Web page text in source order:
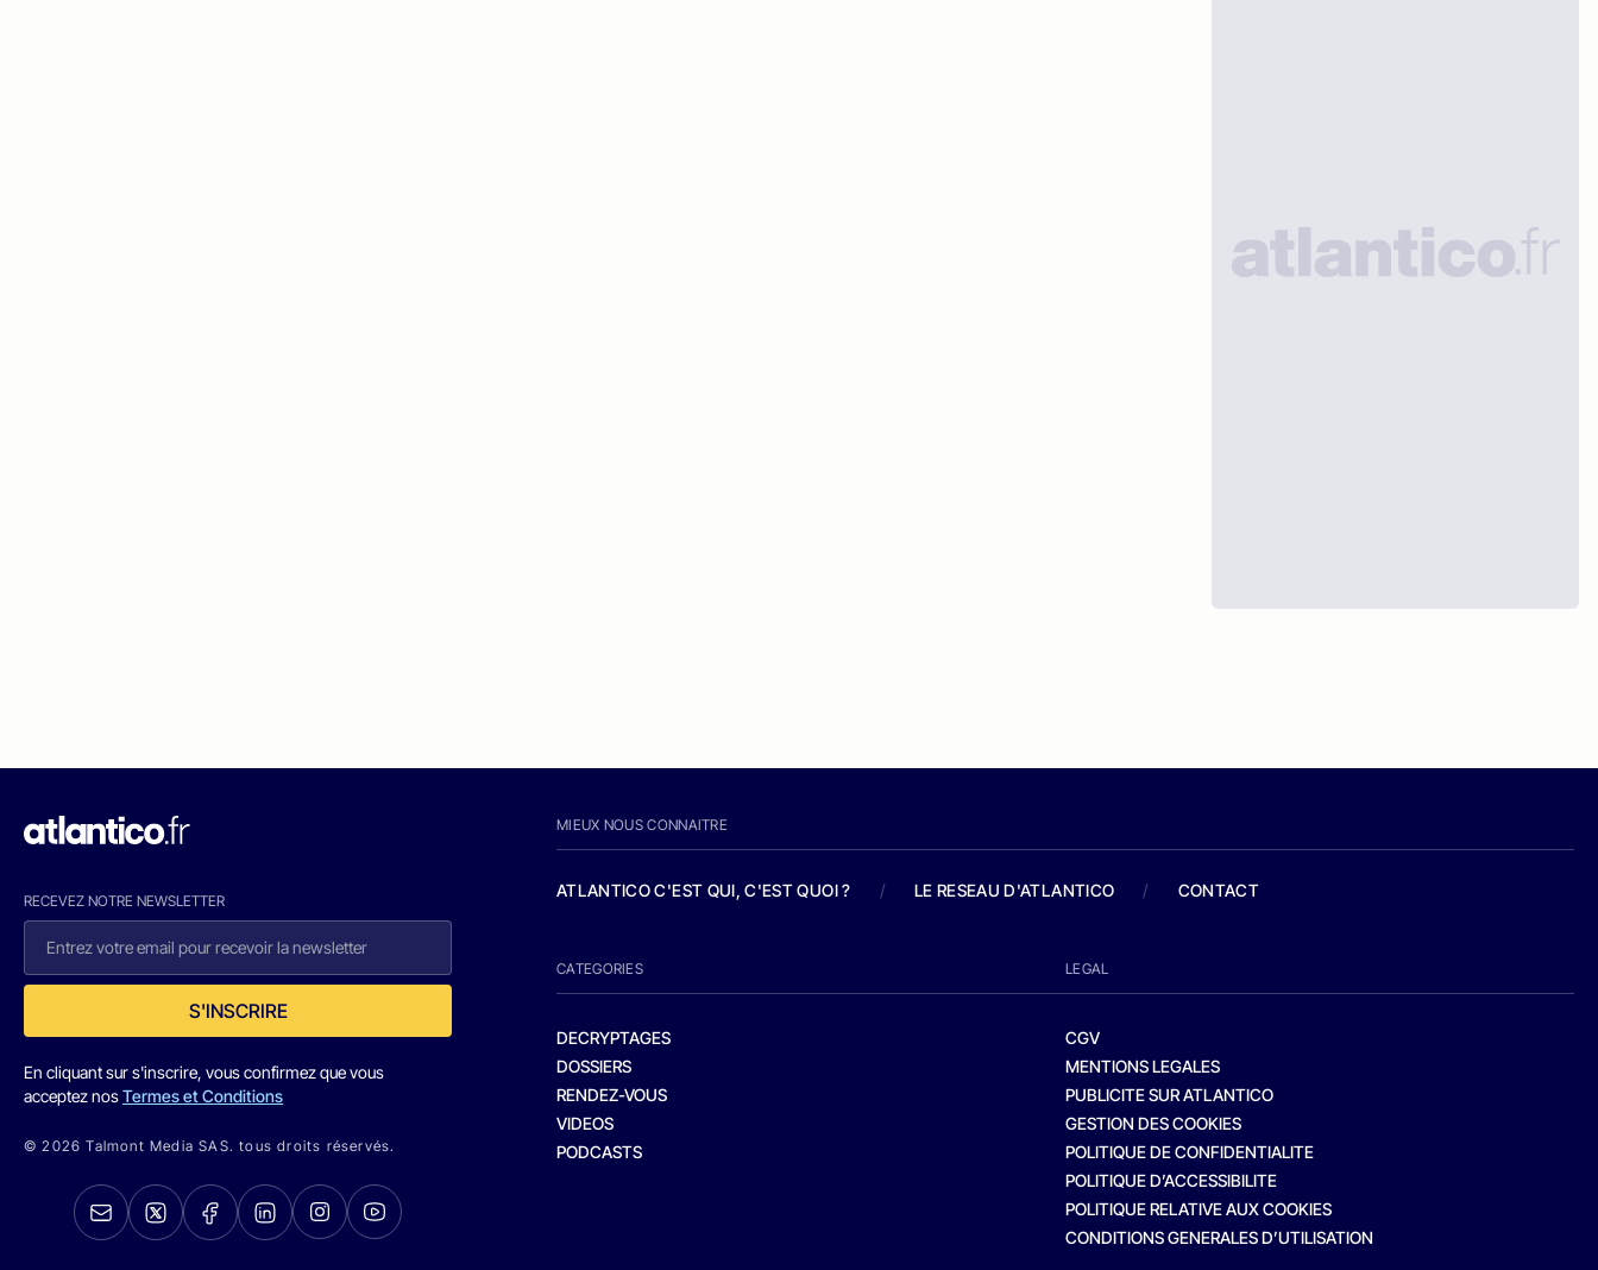
RECEVEZ NOTRE NEWSLETTER
S'INSCRIRE
En cliquant sur s'inscrire, vous confirmez que vous
acceptez nosTermes et Conditions
© 2026 Talmont Media SAS. tous droits réservés.
MIEUX NOUS CONNAITRE
ATLANTICO C'EST QUI, C'EST QUOI ? / LE RESEAU D'ATLANTICO / CONTACT
CATEGORIES
DECRYPTAGES
DOSSIERS
RENDEZ-VOUS
VIDEOS
PODCASTS
LEGAL
CGV
MENTIONS LEGALES
PUBLICITE SUR ATLANTICO
GESTION DES COOKIES
POLITIQUE DE CONFIDENTIALITE
POLITIQUE D’ACCESSIBILITE
POLITIQUE RELATIVE AUX COOKIES
CONDITIONS GENERALES D’UTILISATION